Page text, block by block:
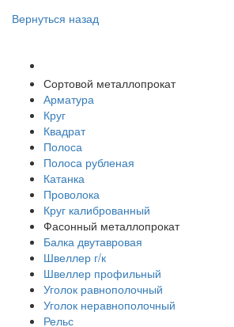
Вернуться назад
Сортовой металлопрокат
Арматура
Круг
Квадрат
Полоса
Полоса рубленая
Катанка
Проволока
Круг калиброванный
Фасонный металлопрокат
Балка двутавровая
Швеллер г/к
Швеллер профильный
Уголок равнополочный
Уголок неравнополочный
Рельс